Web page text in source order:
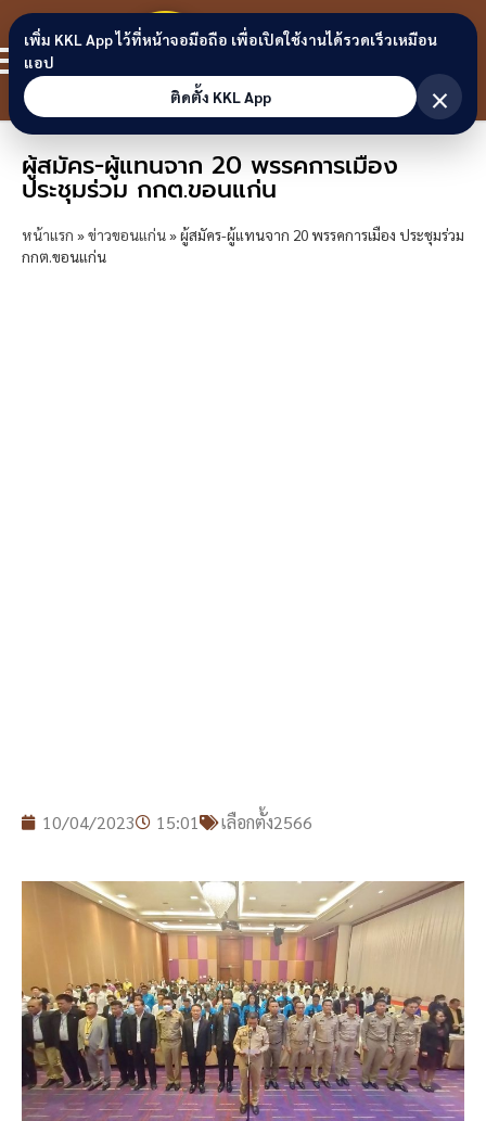
Skip to content
ขอนแก่น
ลิงก์
ผู้สมัคร-ผู้แทนจาก 20 พรรคการเมือง
ประชุมร่วม กกต.ขอนแก่น
หน้าแรก »ข่าวขอนแก่น»ผู้สมัคร-ผู้แทนจาก 20 พรรคการเมือง ประชุมร่วม
กกต.ขอนแก่น
10/04/2023 15:01 เลือกตั้ง2566
เพิ่ม KKL App ไว้ที่หน้าจอมือถือ เพื่อเปิดใช้งานได้รวดเร็วเหมือน
แอป
ติดตั้ง KKL App
×